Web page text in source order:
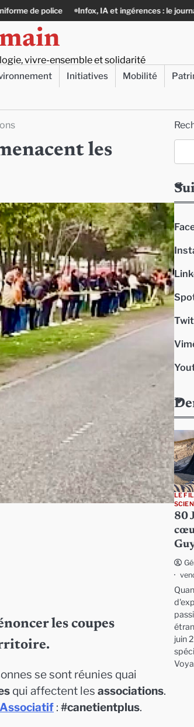
IA et ingérences : le journalisme peut-il encore
vivre-ensemble et solidarité
Initiatives Mobilité
les
les coupes
se sont réunies quai
qui affectent les associations.
: #canetientplus.
LE
80
juin